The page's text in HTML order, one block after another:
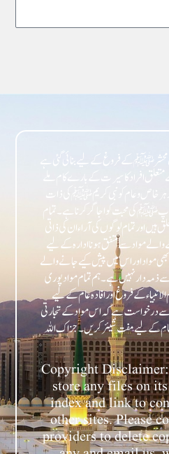
ﷺ کے فروغ کے لیے بنائی گئی ہے
متعلق افراد کا سیرت کے بارے کام ملے
ہر خاص و عام کو نبی کریمﷺ کی ذات
آپﷺ کی محبت کو اجاگر کرنا ہے۔ تمام
اور تمام لوگوں کی آراء ان کی ذاتی
مواد سے متفق ہونا ادارہ کے لیے
مواد اور اس میں پیش کیے جانے والے
ذمہ دار نہیں ہے۔ ہم تمام مواد پوری
کے فروغ اور افادہ عام کے لیے
درخواست ہے کہ اس مواد کے تجارتی
Copyright
store any files on
index and link to
other sites. Please
providers to delete